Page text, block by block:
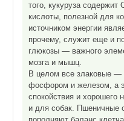
того, кукуруза
кислоты, полезной для
источником энергии
прочему, служит еще и
глюкозы — важного
мозга и мышц.
В целом все злаковые —
фосфором и железом, а
спокойствия и хорошего
и для собак. Пшеничные